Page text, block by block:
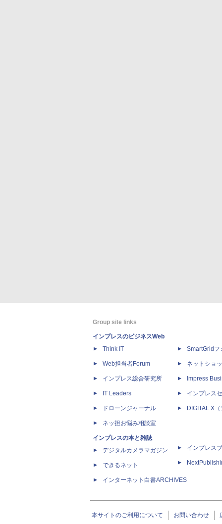
Group site links
インプレスのビジネスWeb
Think IT
Web担当者Forum
インプレス総合研究所
IT Leaders
ドローンジャーナル
ネッ担お悩み相談室
インプレスの本と雑誌
デジタルカメラマガジン
できるネット
インターネット白書ARCHIVES
SmartGridフ
ネットショ
Impress
インプレス
DIGITAL X
インプレス
本サイトのご利用について お問い合わせ